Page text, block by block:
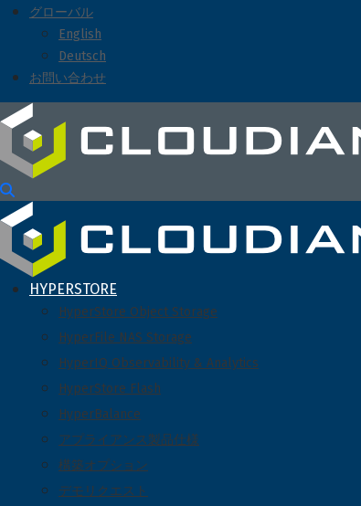
グローバル
English
Deutsch
お問い合わせ
HYPERSTORE
HyperStore Object Storage
HyperFile NAS Storage
HyperIQ Observability & Analytics
HyperStore Flash
HyperBalance
アプライアンス製品仕様
構築オプション
デモリクエスト